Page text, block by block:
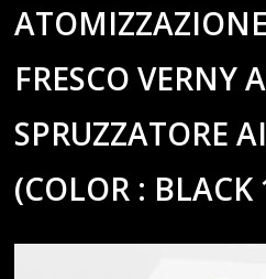
FRESCO VERNY
SPRUZZATORE
(COLOR : BLACK